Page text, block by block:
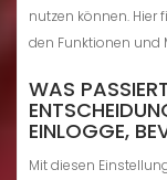
nutzen können. Hier
den Funktionen und
WAS
EINLOGGE,
Mit diesen